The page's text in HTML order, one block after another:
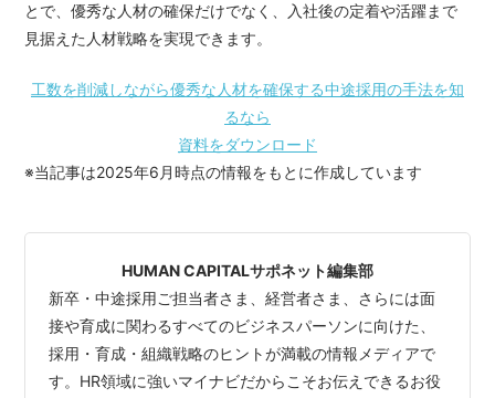
とで、優秀な人材の確保だけでなく、入社後の定着や活躍まで
見据えた人材戦略を実現できます。
工数を削減しながら優秀な人材を確保する中途採用の手法を知
るなら
資料をダウンロード
※当記事は2025年6月時点の情報をもとに作成しています
HUMAN CAPITALサポネット編集部
新卒・中途採用ご担当者さま、経営者さま、さらには面
接や育成に関わるすべてのビジネスパーソンに向けた、
採用・育成・組織戦略のヒントが満載の情報メディアで
す。HR領域に強いマイナビだからこそお伝えできるお役